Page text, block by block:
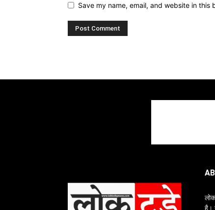
Save my name, email, and website in
है।